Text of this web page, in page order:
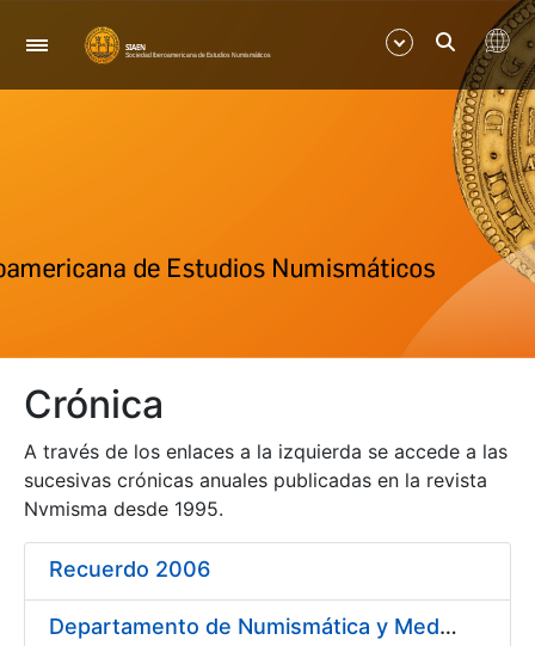
Navegación
Mostrar/Ocultar
Mostrar/Ocultar
Crónica
A través de los enlaces a la izquierda se accede a las
sucesivas crónicas anuales publicadas en la revista
Nvmisma desde 1995.
Recuerdo 2006
Departamento de Numismática y Medallística Museo Arqueológico Nacional 2006